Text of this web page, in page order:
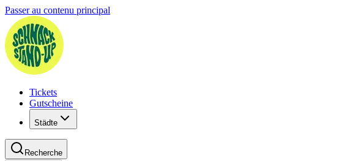
Passer au contenu principal
Tickets
Gutscheine
Städte
Recherche